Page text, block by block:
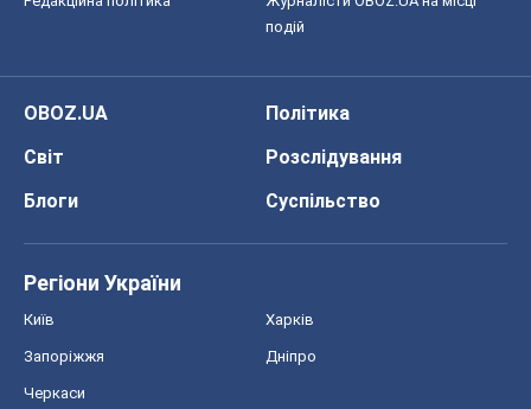
подій
OBOZ.UA
Політика
Світ
Розслідування
Блоги
Суспільство
Регіони України
Київ Харків
Запоріжжя Дніпро
Черкаси